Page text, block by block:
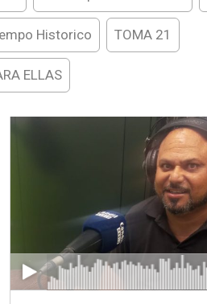
Historico TOMA 21
ELLAS